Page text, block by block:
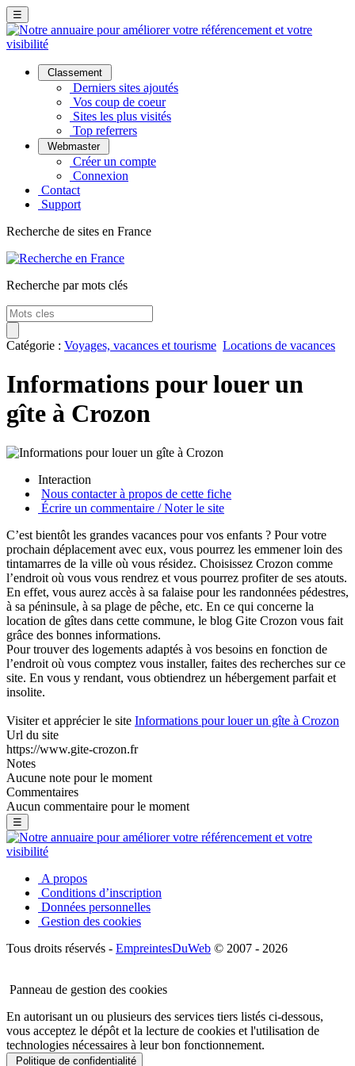
☰
Classement
Derniers sites ajoutés
Vos coup de coeur
Sites les plus visités
Top referrers
Webmaster
Créer un compte
Connexion
Contact
Support
Recherche de sites en France
Recherche par mots clés
Catégorie : Voyages, vacances et tourisme Locations de vacances
Informations pour louer un
gîte à Crozon
Interaction
Nous contacter à propos de cette fiche
Écrire un commentaire / Noter le site
C’est bientôt les grandes vacances pour vos enfants ? Pour votre
prochain déplacement avec eux, vous pourrez les emmener loin des
tintamarres de la ville où vous résidez. Choisissez Crozon comme
l’endroit où vous vous rendrez et vous pourrez profiter de ses atouts.
En effet, vous aurez accès à sa falaise pour les randonnées pédestres,
à sa péninsule, à sa plage de pêche, etc. En ce qui concerne la
location de gîtes dans cette commune, le blog Gite Crozon vous fait
grâce des bonnes informations.
Pour trouver des logements adaptés à vos besoins en fonction de
l’endroit où vous comptez vous installer, faites des recherches sur ce
site. En vous y rendant, vous obtiendrez un hébergement parfait et
insolite.
Visiter et apprécier le site Informations pour louer un gîte à Crozon
Url du site
https://www.gite-crozon.fr
Notes
Aucune note pour le moment
Commentaires
Aucun commentaire pour le moment
☰
A propos
Conditions d’inscription
Données personnelles
Gestion des cookies
Tous droits réservés - EmpreintesDuWeb © 2007 - 2026
Panneau de gestion des cookies
En autorisant un ou plusieurs des services tiers listés ci-dessous,
vous acceptez le dépôt et la lecture de cookies et l'utilisation de
technologies nécessaires à leur bon fonctionnement.
Politique de confidentialité